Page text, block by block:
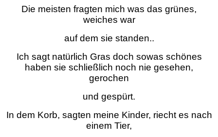
Die meisten fragten mich was das grünes,
weiches war
auf dem sie standen..
Ich sagt natürlich Gras doch sowas schönes
haben sie schließlich noch nie gesehen,
gerochen
und gespürt.
In dem Korb, sagten meine Kinder, riecht es nach
einem Tier,